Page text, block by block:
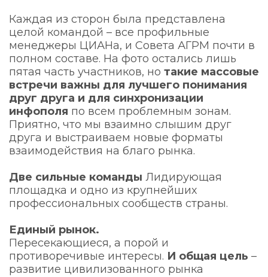
Каждая из сторон была представлена
целой командой – все профильные
менеджеры ЦИАНа, и Совета АГРМ почти в
полном составе. На фото остались лишь
пятая часть участников, но такие массовые
встречи важны для лучшего понимания
друг друга и для синхронизации
инфополя по всем проблемным зонам.
Приятно, что мы взаимно слышим друг
друга и выстраиваем новые форматы
взаимодействия на благо рынка.
Две сильные команды Лидирующая
площадка и одно из крупнейших
профессиональных сообществ страны.
Единый рынок.
Пересекающиеся, а порой и
противоречивые интересы. И общая цель –
развитие цивилизованного рынка